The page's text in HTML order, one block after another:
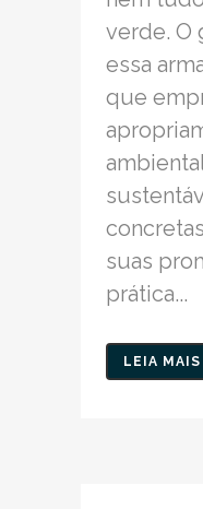
verde. O
essa
que
suas
prática...
LEIA MAIS